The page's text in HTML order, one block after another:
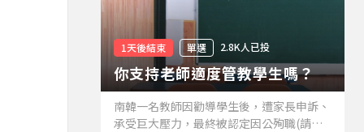
1天後結束 單選 2.8K人已投
你支持老師適度管教學生嗎？
南韓一名教師因勸導學生後，遭家長申訴、
承受巨大壓力，最終被認定因公殉職(請見